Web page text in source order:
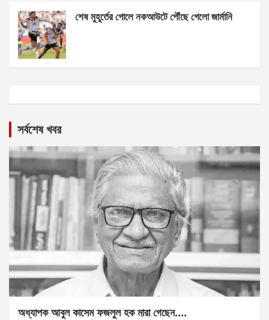
শেষ মুহূর্তের গোলে নকআউটে পৌঁছে গেলো জার্মানি
সর্বশেষ খবর
অধ্যাপক আবুল কাসেম ফজলুল হক মারা গেছেন….